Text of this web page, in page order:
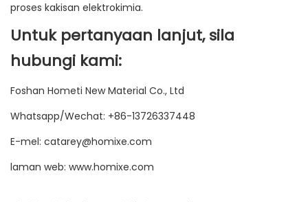
proses kakisan elektrokimia.
Untuk pertanyaan lanjut, sila
hubungi kami:
Foshan Hometi New Material Co., Ltd
Whatsapp/Wechat: +86-13726337448
E-mel: catarey@homixe.com
laman web: www.homixe.com